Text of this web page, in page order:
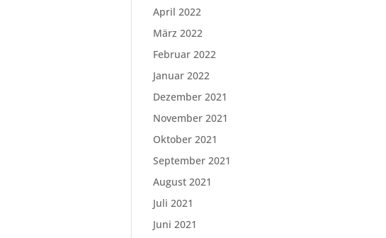
April 2022
März 2022
Februar 2022
Januar 2022
Dezember 2021
November 2021
Oktober 2021
September 2021
August 2021
Juli 2021
Juni 2021